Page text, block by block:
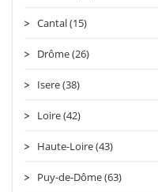
Cantal (15)
Drôme (26)
Isere (38)
Loire (42)
Haute-Loire (43)
Puy-de-Dôme (63)